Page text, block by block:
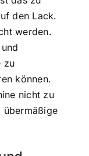
den Lack.
werden.
zu
können.
nicht zu
übermäßige